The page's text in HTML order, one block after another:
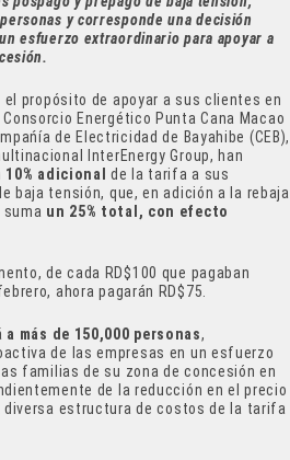
y corresponde una decisión
esfuerzo extraordinario para apoyar a
el propósito de apoyar a sus clientes en
Energético Punta Cana Macao
de Electricidad de Bayahibe (CEB),
InterEnergy Group, han
10% adicionalde la tarifa a sus
baja tensión, que, en adición a la rebaja
suma un 25% total, con efecto
de cada RD$100 que pagaban
ahora pagarán RD$75.
a más de 150,000 personas,
de las empresas en un esfuerzo
familias de su zona de concesión en
de la reducción en el precio
diversa estructura de costos de la tarifa